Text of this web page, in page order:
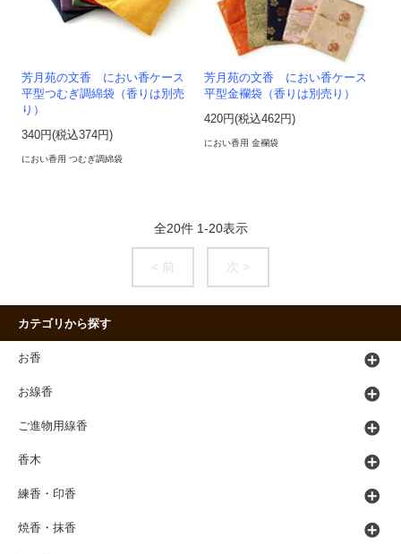
芳月苑の文香 におい香ケース
平型つむぎ調綿袋（香りは別売
り）
340円(税込374円)
におい香用 つむぎ調綿袋
芳月苑の文香 におい香ケース
平型金襴袋（香りは別売り）
420円(税込462円)
におい香用 金襴袋
全20件 1-20表示
< 前 次 >
カテゴリから探す
お香
お線香
ご進物用線香
香木
練香・印香
焼香・抹香